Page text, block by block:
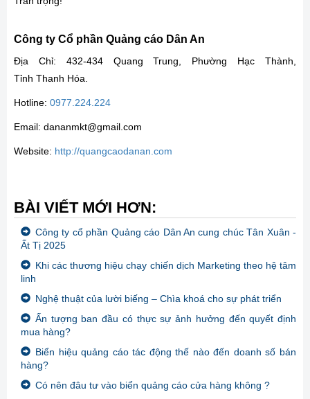
Công ty Cổ phần Quảng cáo Dân An
Địa Chỉ: 432-434 Quang Trung, Phường Hạc Thành,
Tỉnh Thanh Hóa.
Hotline: 0977.224.224
Email: dananmkt@gmail.com
Website: http://quangcaodanan.com
BÀI VIẾT MỚI HƠN:
Công ty cổ phần Quảng cáo Dân An cung chúc Tân Xuân -
Ất Tị 2025
Khi các thương hiệu chạy chiến dịch Marketing theo hệ tâm
linh
Nghệ thuật của lười biếng – Chìa khoá cho sự phát triển
Ấn tượng ban đầu có thực sự ảnh hưởng đến quyết định
mua hàng?
Biển hiệu quảng cáo tác động thế nào đến doanh số bán
hàng?
Có nên đâu tư vào biển quảng cáo cửa hàng không ?